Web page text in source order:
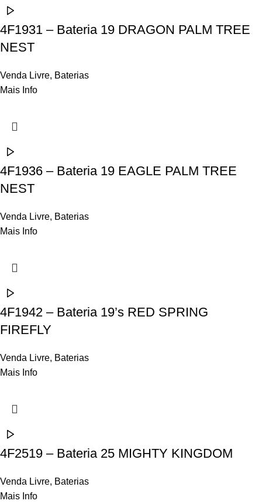
4F1931 – Bateria 19 DRAGON PALM TREE
NEST
Venda Livre, Baterias
Mais Info
4F1936 – Bateria 19 EAGLE PALM TREE
NEST
Venda Livre, Baterias
Mais Info
4F1942 – Bateria 19’s RED SPRING
FIREFLY
Venda Livre, Baterias
Mais Info
4F2519 – Bateria 25 MIGHTY KINGDOM
Venda Livre, Baterias
Mais Info